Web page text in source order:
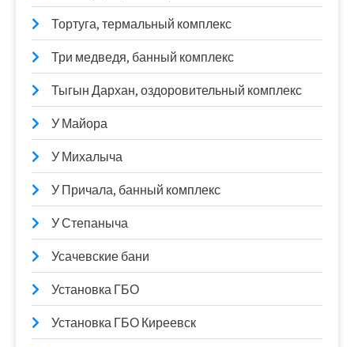
Тортуга, термальный комплекс
Три медведя, банный комплекс
Тыгын Дархан, оздоровительный комплекс
У Майора
У Михалыча
У Причала, банный комплекс
У Степаныча
Усачевские бани
Установка ГБО
Установка ГБО Киреевск